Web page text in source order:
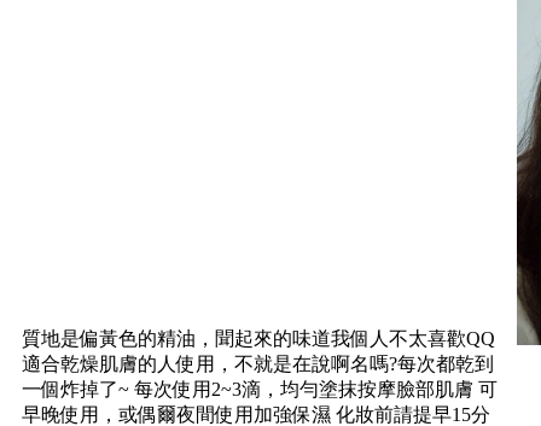
質地是偏黃色的精油，聞起來的味道我個人不太喜歡QQ
適合乾燥肌膚的人使用，不就是在說啊名嗎?每次都乾到
一個炸掉了~ 每次使用2~3滴，均勻塗抹按摩臉部肌膚 可
早晚使用，或偶爾夜間使用加強保濕 化妝前請提早15分